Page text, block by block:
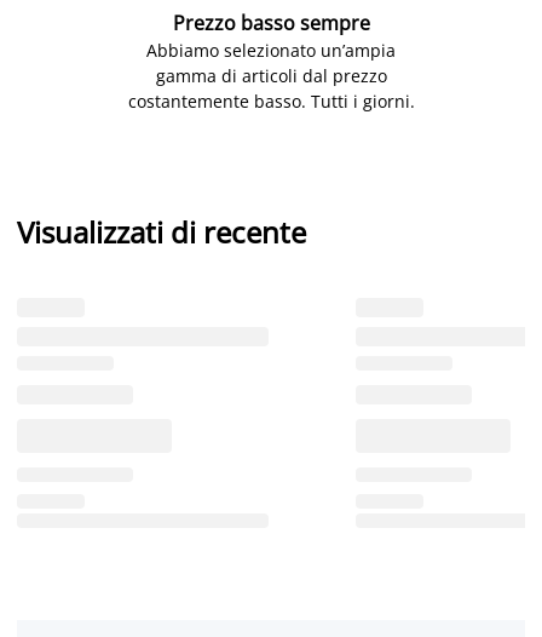
Prezzo basso sempre
Abbiamo selezionato un’ampia
gamma di articoli dal prezzo
costantemente basso. Tutti i giorni.
Visualizzati di recente